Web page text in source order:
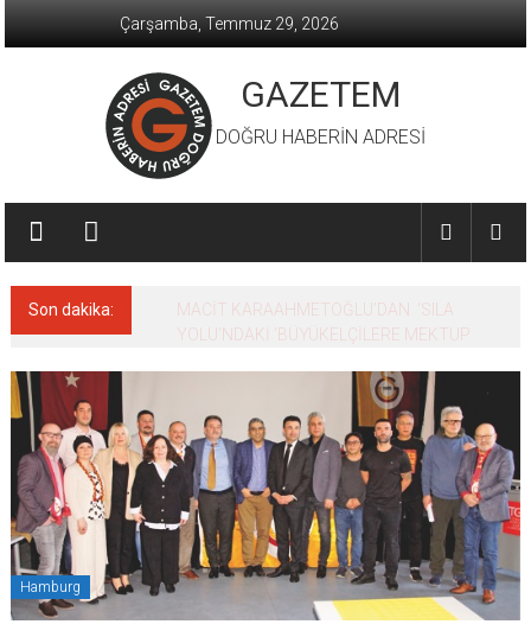
Çarşamba, Temmuz 29, 2026
GAZETEM
DOĞRU HABERİN ADRESİ
Son dakika:
MACİT KARAAHMETOĞLU’DAN ‘SILA
YOLU’NDAKİ ’BÜYÜKELÇİLERE MEKTUP
Hamburg